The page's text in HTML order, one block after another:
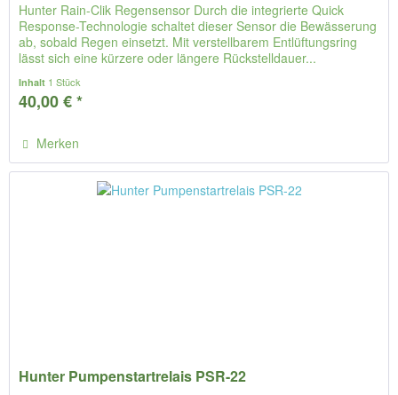
Hunter Rain-Clik Regensensor Durch die integrierte Quick
Response-Technologie schaltet dieser Sensor die Bewässerung
ab, sobald Regen einsetzt. Mit verstellbarem Entlüftungsring
lässt sich eine kürzere oder längere Rückstelldauer...
Inhalt 1 Stück
40,00 € *
Merken
Hunter Pumpenstartrelais PSR-22